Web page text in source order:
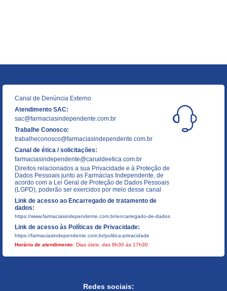
Canal de Denúncia Externo
Atendimento SAC:
sac@farmaciasindependente.com.br
Trabalhe Conosco:
trabalheconosco@farmaciasindependente.com.br
Canal de ética / solicitações:
farmaciasindependente@canaldeetica.com.br
Direitos relacionados a sua Privacidade e à Proteção de
Dados Pessoais junto as Farmácias Independente, de
acordo com a Lei Geral de Proteção de Dados Pessoais
(LGPD), poderão ser exercidos por meio desse canal
Link de acesso ao Encarregado de tratamento de
dados:
https://www.farmaciasindependente.com.br/encarregado-de-dados
Link de acesso às Políticas de Privacidade:
https://farmaciasindependente.com.br/politica-privacidade
Horário de atendimento: Dias úteis, das 8h30 às 17h30
Redes sociais: